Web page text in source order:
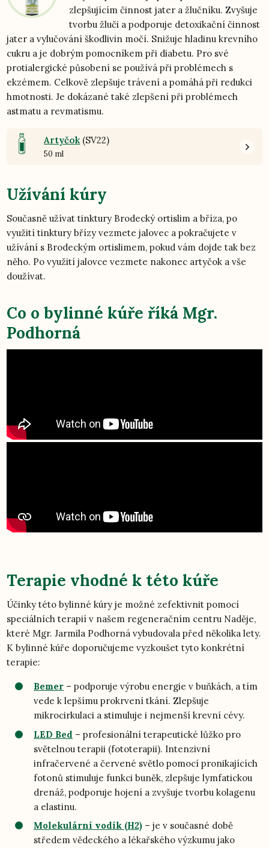
zlepšujícím činnost jater a žlučníku. Zvyšuje
tvorbu žluči a podporuje detoxikační činnost
jater a vylučování škodlivin močí. Snižuje hladinu krevního
cukru a je dobrým pomocníkem při diabetu. Pro své
protialergické působení se používá při problémech s
ekzémem. Celkově zlepšuje trávení a pomáhá při redukci
hmotnosti. Je dokázané také zlepšení při problémech
astmatu a revmatismu.
Artyčok (SV22)
50 ml
Užívání kúry
Současně užívat tinktury Brodecký ortislim a bříza, po
využití tinktury břízy vezmete jalovec a pokračujete v
užívání s Brodeckým ortislimem, pokud vám dojde tak bez
něho. Po využití jalovce vezmete nakonec artyčok a vše
doužívat.
Co o bylinné kúře říká Mgr.
Podhorná
Terapie vhodné k této kúře
Účinky této bylinné kúry je možné zefektivnit pomocí
speciálních terapií v našem regeneračním centru Naděje,
které Mgr. Jarmila Podhorná vybudovala před několika lety.
K bylinné kúře doporučujeme vyzkoušet tyto konkrétní
terapie:
Bemer – podporuje výrobu energie v buňkách, a tím
vede k lepšímu prokrvení tkání. Zlepšuje
mikrocirkulaci a stimuluje i nejmenší krevní cévy.
LED Bed – profesionální terapeutické lůžko pro
světelnou terapii (fototerapii). Intenzivní
infračervené a červené světlo pomocí pronikajících
fotonů stimuluje funkci buněk, zlepšuje lymfatickou
drenáž, podporuje hojení a zvyšuje tvorbu kolagenu
a elastinu.
Molekulární vodík (H2) – je v současné době
středem vědeckého a lékařského výzkumu jako